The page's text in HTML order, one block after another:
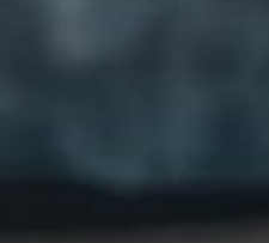
ÚLTIMO ARTIGO PUBLICADO